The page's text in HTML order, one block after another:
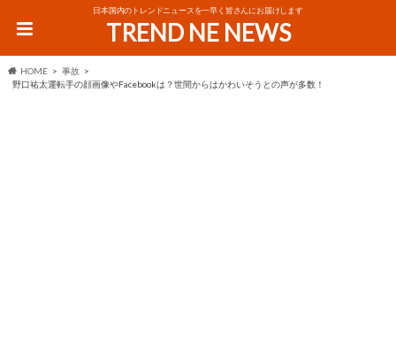
日本国内のトレンドニュースを一早く皆さんにお届けします
TREND NE NEWS
HOME
事故
野口祐太運転手の顔画像やFacebookは？世間からはかわいそうとの声が多数！